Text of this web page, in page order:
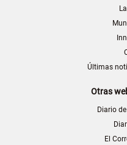
Últimas
Otras
Diario
El